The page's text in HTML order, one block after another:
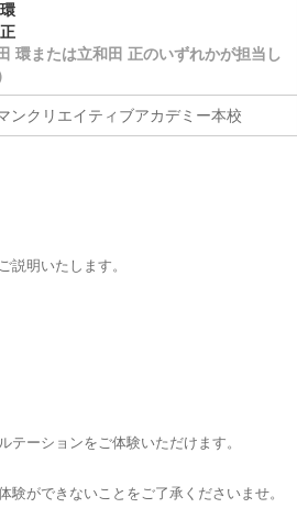
環または立和田 正のいずれかが担当し
ンクリエイティブアカデミー本校
説明いたします。
テーションをご体験いただけます。
ができないことをご了承くださいませ。